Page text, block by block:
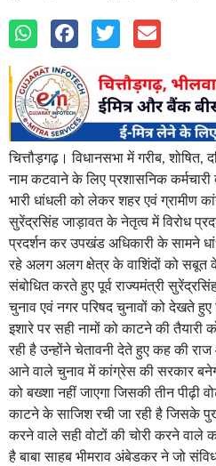
चित्तौड़गढ़। विधानसभा में गरीब,
नाम कटवाने के लिए प्रशासनिक
भारी धांधली को लेकर शहर एवं ग्रामीण
सुरेंद्रसिंह जाड़ावत के नेतृत्व में विरोध
प्रदर्शन कर उपखंड अधिकारी के सामने
रहे अलग अलग क्षेत्र के वाशिंदों को सबूत
संबोधित करते हुए पूर्व राज्यमंत्री
चुनाव एवं नगर परिषद चुनावों को देखते
इशारे पर सही नामों को काटने की तैयारी
रही है उन्होंने चेतावनी देते हुए कह की
आने वाले चुनाव में कांग्रेस की सरकार
को बख्शा नहीं जाएगा जिसकी तीन पीढ़ी
काटने के साजिश रची जा रही है जिसके
करने वाले सही वोटों की चोरी करने वाले
है बाबा साहब भीमराव अंबेडकर ने जो